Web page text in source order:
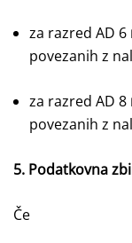
za razred AD 6
povezanih z
za razred AD 8
povezanih z
5. Podatkovna
Če